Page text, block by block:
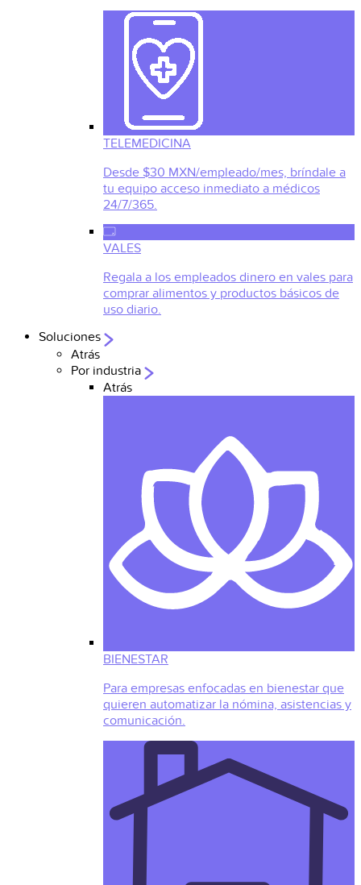
TELEMEDICINA
Desde $30 MXN/empleado/mes, bríndale a
tu equipo acceso inmediato a médicos
24/7/365.
VALES
Regala a los empleados dinero en vales para
comprar alimentos y productos básicos de
uso diario.
Soluciones
Atrás
Por industria
Atrás
BIENESTAR
Para empresas enfocadas en bienestar que
quieren automatizar la nómina, asistencias y
comunicación.